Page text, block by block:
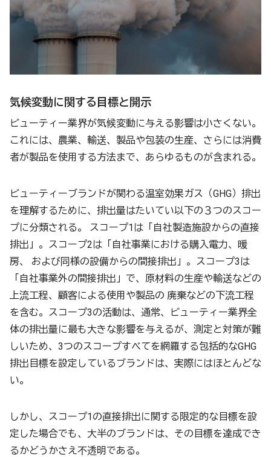
気候変動に関する目標と開示
ビューティー業界が気候変動に与える影響は小さくない。
これには、農業、輸送、製品や包装の生産、さらには消費
者が製品を使用する方法まで、あらゆるものが含まれる。
ビューティーブランドが関わる温室効果ガス（GHG）排出
を理解するために、排出量はたいてい以下の３つのスコー
プに分類される。 スコープ1は「自社製造施設からの直接
排出」。スコープ2は「自社事業における購入電力、暖
房、 および同様の設備からの間接排出」。スコープ3は
「自社事業外の間接排出」で、原材料の生産や輸送などの
上流工程、顧客による使用や製品の 廃棄などの下流工程
を含む。スコープ3の活動は、通常、ビューティー業界全
体の排出量に最も大きな影響を与えるが、測定と対策が難
しいため、3つのスコープすべてを網羅する包括的なGHG
排出目標を設定しているブランドは、実際にはほとんどな
い。
しかし、スコープ1の直接排出に関する限定的な目標を設
定した場合でも、大半のブランドは、その目標を達成でき
るかどうかさえ不透明である。